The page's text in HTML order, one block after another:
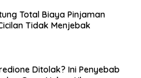
Total Biaya Pinjaman
Tidak Menjebak
Ditolak? Ini Penyebab